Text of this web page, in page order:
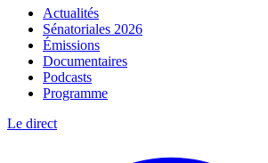
Actualités
Sénatoriales 2026
Émissions
Documentaires
Podcasts
Programme
Le direct